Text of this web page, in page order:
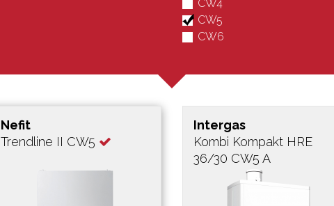
CW4
CW5
CW6
Nefit
Trendline II CW5
Intergas
Kombi Kompakt HRE
36/30 CW5 A